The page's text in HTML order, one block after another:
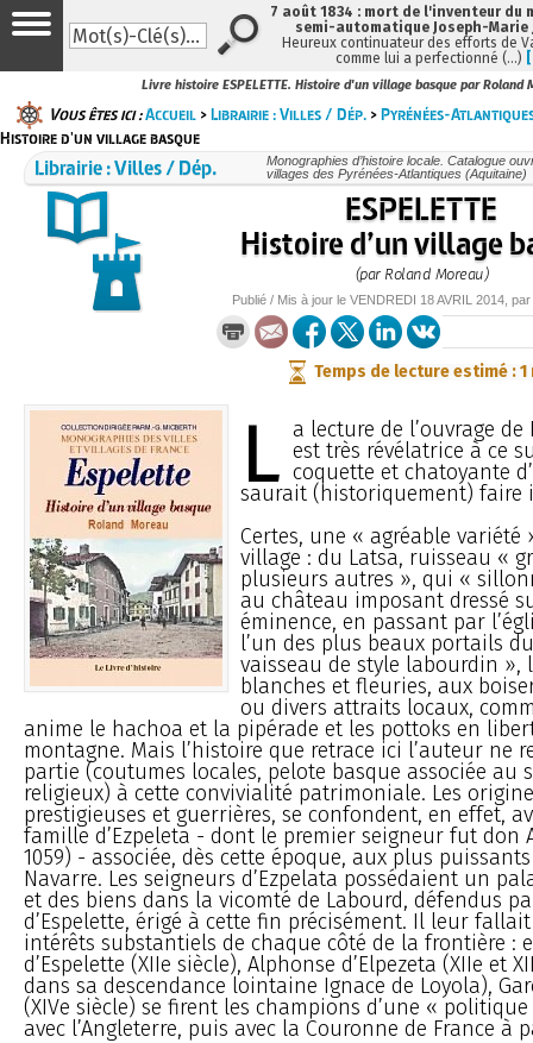
Livre histoire ESPELETTE. Histoire d'un village basque par Roland
Vous êtes ici :Accueil >Librairie : Villes / Dép. >Pyrénées-
Histoire d'un village basque
Librairie : Villes / Dép.
Monographies d’histoire locale. Catalogue
villages des Pyrénées-Atlantiques (Aquitaine)
ESPELETTE
Histoire d’un village
(par Roland Moreau)
Publié / Mis à jour le VENDREDI 18 AVRIL 2014 , par
Temps de lecture estimé : 1
L a lecture de l’ouvrage
est très révélatrice à ce
coquette et chatoyante
saurait (historiquement) faire
Certes, une « agréable variété
village : du Latsa, ruisseau «
plusieurs autres », qui «
au château imposant dressé
éminence, en passant par
l’un des plus beaux portails
vaisseau de style labourdin »,
blanches et fleuries, aux
ou divers attraits locaux,
anime le hachoa et la pipérade et les pottoks en
montagne. Mais l’histoire que retrace ici l’auteur ne
partie (coutumes locales, pelote basque associée au
religieux) à cette convivialité patrimoniale. Les
prestigieuses et guerrières, se confondent, en effet,
famille d’Ezpeleta - dont le premier seigneur fut don
1059) - associée, dès cette époque, aux plus
Navarre. Les seigneurs d’Ezpelata possédaient un
et des biens dans la vicomté de Labourd, défendus
d’Espelette, érigé à cette fin précisément. Il leur
intérêts substantiels de chaque côté de la frontière :
d’Espelette (XIIe siècle), Alphonse d’Elpezeta (XIIe et
dans sa descendance lointaine Ignace de Loyola),
(XIVe siècle) se firent les champions d’une «
avec l’Angleterre, puis avec la Couronne de France à
7 août 1834 : mort de l'inventeur du
semi-automatique Joseph-Marie
Heureux continuateur des efforts de
comme lui a perfectionné (…)